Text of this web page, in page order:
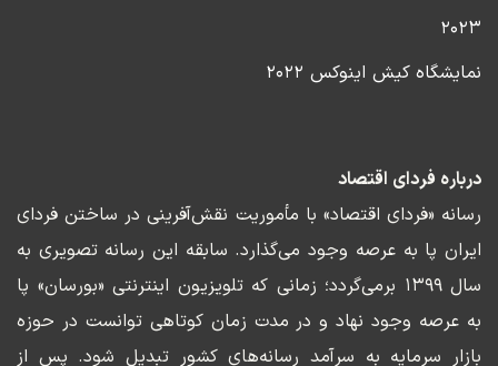
۲۰۲۳
نمایشگاه کیش اینوکس ۲۰۲۲
درباره فردای اقتصاد
رسانه «فردای اقتصاد» با مأموریت نقش‌آفرینی در ساختن فردای
ایران پا به عرصه وجود می‌گذارد. سابقه این رسانه تصویری به
سال ۱۳۹۹ برمی‌گردد؛ زمانی که تلویزیون اینترنتی «بورسان» پا
به عرصه وجود نهاد و در مدت زمان کوتاهی توانست در حوزه
بازار سرمایه به سرآمد رسانه‌های کشور تبدیل شود. پس از